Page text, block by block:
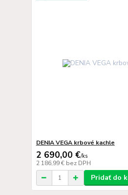
DENIA VEGA krbové kachle
2 690,00 €/ks
2 186,99 € bez DPH
Pridať do